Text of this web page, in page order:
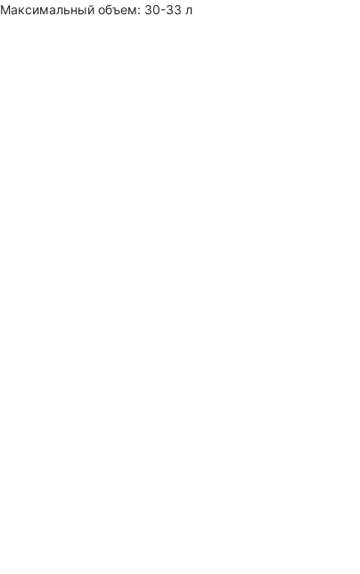
Максимальный объем: 30-33 л